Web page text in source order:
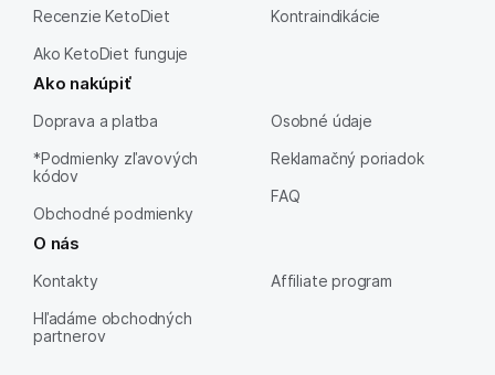
Recenzie KetoDiet
Ako KetoDiet funguje
Kontraindikácie
Ako nakúpiť
Doprava a platba
*Podmienky zľavových
kódov
Obchodné podmienky
Osobné údaje
Reklamačný poriadok
FAQ
O nás
Kontakty
Hľadáme obchodných
partnerov
Affiliate program